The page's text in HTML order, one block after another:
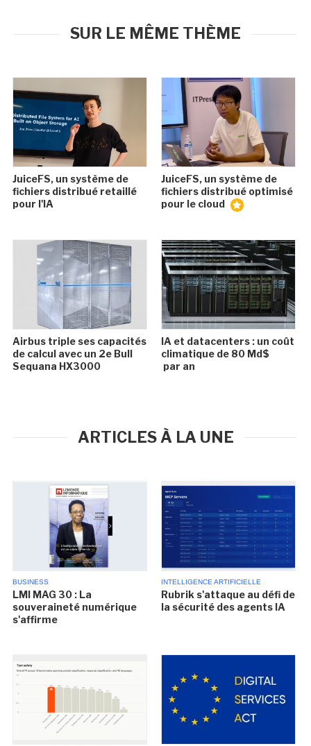
SUR LE MÊME THÈME
JuiceFS, un système de
fichiers distribué retaillé
pour l'IA
JuiceFS, un système de
fichiers distribué optimisé
pour le cloud
Airbus triple ses capacités
de calcul avec un 2e Bull
Sequana HX3000
IA et datacenters : un coût
climatique de 80 Md$
par an
ARTICLES À LA UNE
BUSINESS
LMI MAG 30 : La
souveraineté numérique
s'affirme
INTELLIGENCE ARTIFICIELLE
Rubrik s'attaque au défi de
la sécurité des agents IA